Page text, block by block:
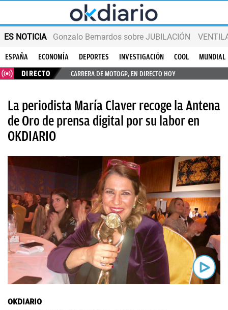
ES NOTICIA Gonzalo Bernardos sobre JUBILACIÓN
ESPAÑA ECONOMÍA DEPORTES INVESTIGACIÓN COOL
MUNDIAL
DIRECTO
CARRERA DE MOTOGP, EN DIRECTO HOY
La periodista María Claver recoge la Antena
de Oro de prensa digital por su labor en
OKDIARIO
OKDIARIO